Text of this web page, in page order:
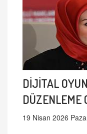
DİJİTAL
DÜZENLEME
19 Nisan 2026